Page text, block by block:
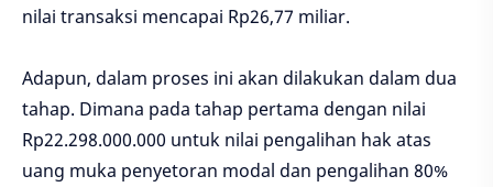
nilai transaksi mencapai Rp26,77 miliar.
Adapun, dalam proses ini akan dilakukan dalam dua
tahap. Dimana pada tahap pertama dengan nilai
Rp22.298.000.000 untuk nilai pengalihan hak atas
uang muka penyetoran modal dan pengalihan 80%